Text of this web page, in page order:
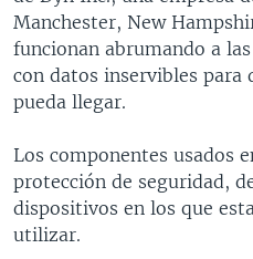
Manchester, New
funcionan abrumando a
con datos inservibles
pueda llegar.
Los componentes usados
protección de seguridad,
dispositivos en los que
utilizar.